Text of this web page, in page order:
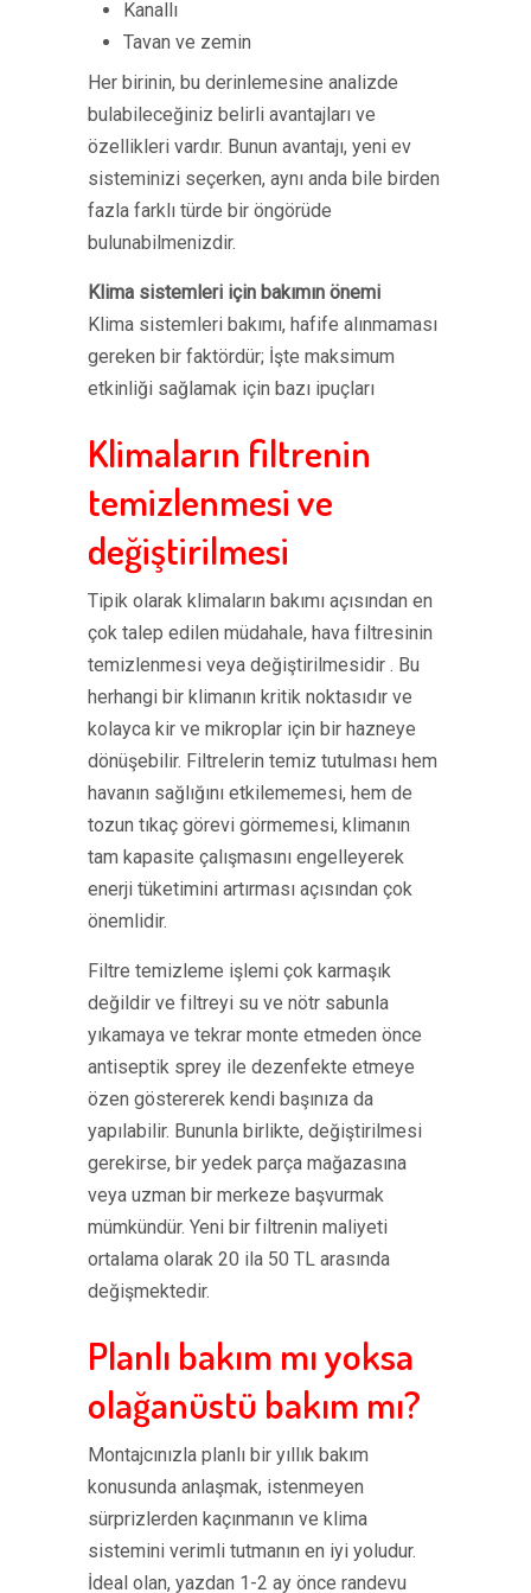
Kanallı
Tavan ve zemin
Her birinin, bu derinlemesine analizde
bulabileceğiniz belirli avantajları ve
özellikleri vardır. Bunun avantajı, yeni ev
sisteminizi seçerken, aynı anda bile birden
fazla farklı türde bir öngörüde
bulunabilmenizdir.
Klima sistemleri için bakımın önemi
Klima sistemleri bakımı, hafife alınmaması
gereken bir faktördür; İşte maksimum
etkinliği sağlamak için bazı ipuçları
Klimaların filtrenin
temizlenmesi ve
değiştirilmesi
Tipik olarak klimaların bakımı açısından en
çok talep edilen müdahale, hava filtresinin
temizlenmesi veya değiştirilmesidir . Bu
herhangi bir klimanın kritik noktasıdır ve
kolayca kir ve mikroplar için bir hazneye
dönüşebilir. Filtrelerin temiz tutulması hem
havanın sağlığını etkilememesi, hem de
tozun tıkaç görevi görmemesi, klimanın
tam kapasite çalışmasını engelleyerek
enerji tüketimini artırması açısından çok
önemlidir.
Filtre temizleme işlemi çok karmaşık
değildir ve filtreyi su ve nötr sabunla
yıkamaya ve tekrar monte etmeden önce
antiseptik sprey ile dezenfekte etmeye
özen göstererek kendi başınıza da
yapılabilir. Bununla birlikte, değiştirilmesi
gerekirse, bir yedek parça mağazasına
veya uzman bir merkeze başvurmak
mümkündür. Yeni bir filtrenin maliyeti
ortalama olarak 20 ila 50 TL arasında
değişmektedir.
Planlı bakım mı yoksa
olağanüstü bakım mı?
Montajcınızla planlı bir yıllık bakım
konusunda anlaşmak, istenmeyen
sürprizlerden kaçınmanın ve klima
sistemini verimli tutmanın en iyi yoludur.
İdeal olan, yazdan 1-2 ay önce randevu